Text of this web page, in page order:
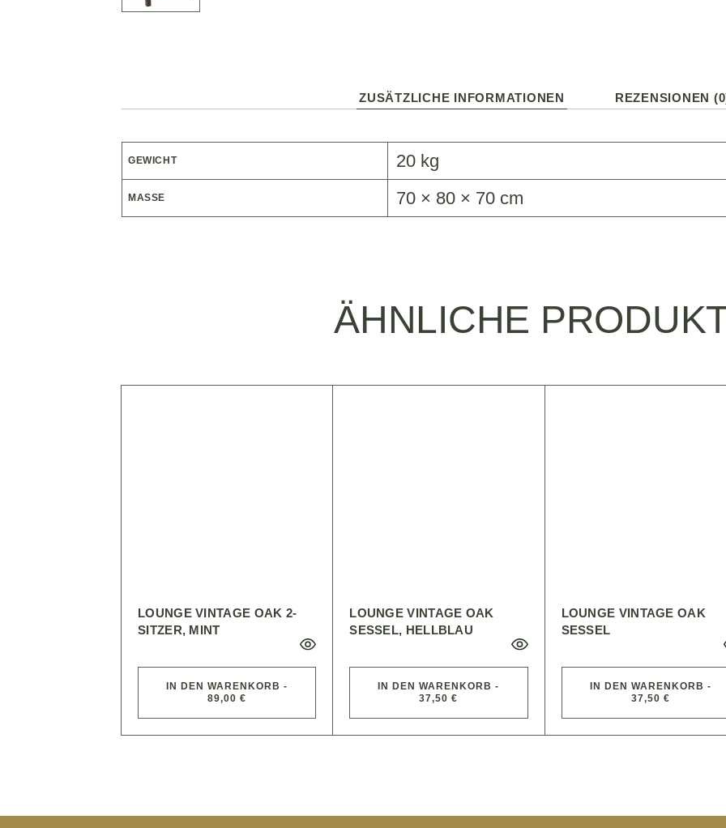
ZUSÄTZLICHE INFORMATIONEN REZENSIONEN
GEWICHT 20 kg
MASSE 70 × 80 × 70 cm
ÄHNLICHE
LOUNGE VINTAGE OAK 2-
SITZER, MINT
IN DEN WARENKORB -
89,00 €
LOUNGE VINTAGE OAK
SESSEL, HELLBLAU
IN DEN WARENKORB -
37,50 €
LOUNGE VINTAGE OAK
SESSEL
IN DEN WARENKORB -
37,50 €